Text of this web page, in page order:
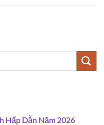
Hấp Dẫn Năm 2026